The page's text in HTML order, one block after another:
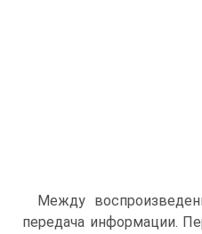
Между
передача информации.